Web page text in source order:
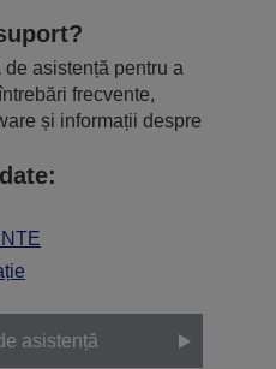
asistență pentru a
frecvente,
și informații despre
asistență